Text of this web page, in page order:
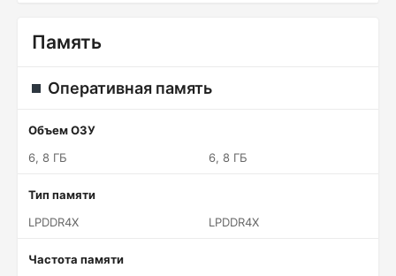
Память
Оперативная память
Объем ОЗУ
6, 8 ГБ
6, 8 ГБ
Тип памяти
LPDDR4X
LPDDR4X
Частота памяти